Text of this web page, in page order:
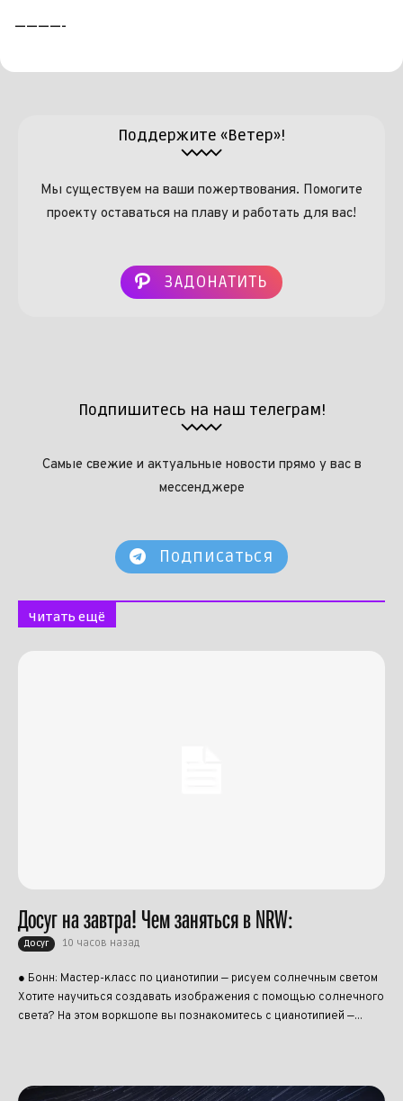
————-
Поддержите «Ветер»!
Мы существуем на ваши пожертвования. Помогите
проекту оставаться на плаву и работать для вас!
ЗАДОНАТИТЬ
Подпишитесь на наш телеграм!
Самые свежие и актуальные новости прямо у вас в
мессенджере
Подписаться
Читать ещё
Досуг на завтра! Чем заняться в NRW:
Досуг 10 часов назад
● Бонн: Мастер-класс по цианотипии — рисуем солнечным светом
Хотите научиться создавать изображения с помощью солнечного
света? На этом воркшопе вы познакомитесь с цианотипией —...